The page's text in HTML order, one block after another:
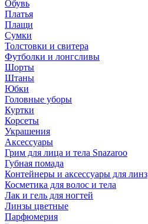
Обувь
Платья
Плащи
Сумки
Толстовки и свитера
Футболки и лонгсливы
Шорты
Штаны
Юбки
Головные уборы
Куртки
Корсеты
Украшения
Аксессуары
Грим для лица и тела Snazaroo
Губная помада
Контейнеры и аксессуары для линз
Косметика для волос и тела
Лак и гель для ногтей
Линзы цветные
Парфюмерия